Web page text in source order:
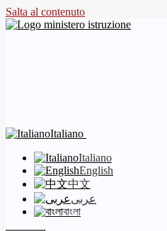
Salta al contenuto
Italiano
Italiano
English
中文
عربى
বাংলা